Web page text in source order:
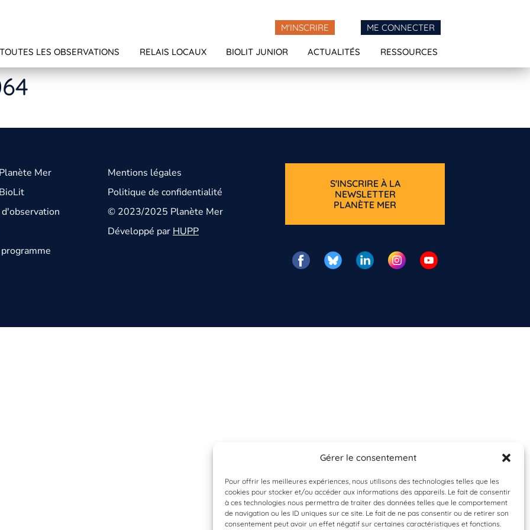
Gérer le consentement
Pour offrir les meilleures expériences, nous utilisons des technologies telles que les
cookies pour stocker et/ou accéder aux informations des appareils. Le fait de consentir
à ces technologies nous permettra de traiter des données telles que le comportement
de navigation ou les ID uniques sur ce site. Le fait de ne pas consentir ou de retirer son
consentement peut avoir un effet négatif sur certaines caractéristiques et fonctions.
M'INSCRIRE ME CONNECTER
TOUTES LES OBSERVATIONS RELAIS LOCAUX BIOLIT JUNIOR ACTUALITÉS RESSOURCES
Mer
Mentions légales
Politique de confidentialité
© 2023/2025 Planète Mer
Développé parHUPP
S'INSCRIRE À LA
NEWSLETTER
PLANÈTE MER